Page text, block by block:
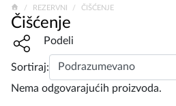
REZERVNI ČIŠĆENJE
Čišćenje
Share widget, open sharing modal
Podeli
Sortiraj:
Nema odgovarajućih proizvoda.